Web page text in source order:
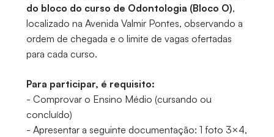
do bloco do curso de Odontologia (Bloco O),
localizado na Avenida Valmir Pontes, observando a
ordem de chegada e o limite de vagas ofertadas
para cada curso.
Para participar, é requisito:
- Comprovar o Ensino Médio (cursando ou
concluído)
- Apresentar a seguinte documentação: 1 foto 3×4,